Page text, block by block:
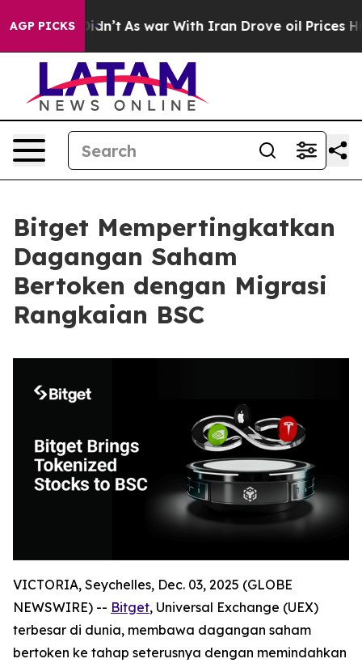
AGP PICKS
it Didn’t As war With Iran Drove oil Prices
Bitget Mempertingkatkan
Dagangan Saham
Bertoken dengan Migrasi
Rangkaian BSC
VICTORIA, Seychelles, Dec. 03, 2025 (GLOBE
NEWSWIRE) -- Bitget, Universal Exchange (UEX)
terbesar di dunia, membawa dagangan saham
bertoken ke tahap seterusnya dengan memindahkan